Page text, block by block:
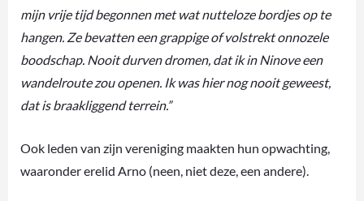
mijn vrije tijd begonnen met wat nutteloze bordjes op te
hangen. Ze bevatten een grappige of volstrekt onnozele
boodschap. Nooit durven dromen, dat ik in Ninove een
wandelroute zou openen. Ik was hier nog nooit geweest,
dat is braakliggend terrein.”
Ook leden van zijn vereniging maakten hun opwachting,
waaronder erelid Arno (neen, niet deze, een andere).